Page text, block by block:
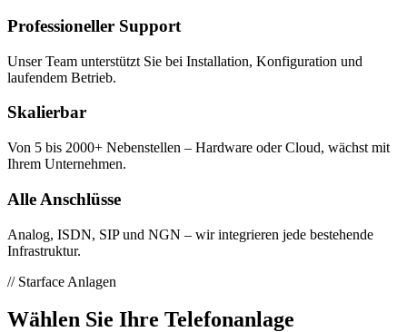
Professioneller Support
Unser Team unterstützt Sie bei Installation, Konfiguration und
laufendem Betrieb.
Skalierbar
Von 5 bis 2000+ Nebenstellen – Hardware oder Cloud, wächst mit
Ihrem Unternehmen.
Alle Anschlüsse
Analog, ISDN, SIP und NGN – wir integrieren jede bestehende
Infrastruktur.
// Starface Anlagen
Wählen Sie Ihre Telefonanlage